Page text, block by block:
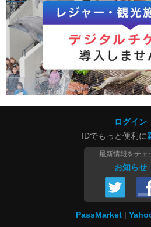
ログイン
IDでもっと便利に
最新情報をチェ
お知らせ
PassMarket